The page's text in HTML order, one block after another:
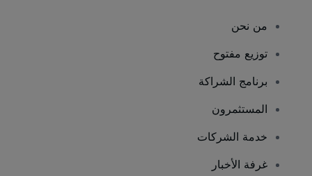
من نحن
توزيع مفتوح
برنامج الشراكة
المستثمرون
خدمة الشركات
غرفة الأخبار